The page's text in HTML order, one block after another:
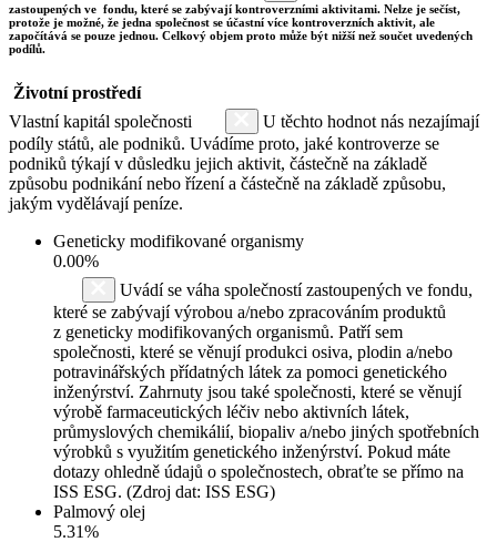
zastoupených ve fondu, které se zabývají kontroverzními aktivitami. Nelze je sečíst,
protože je možné, že jedna společnost se účastní více kontroverzních aktivit, ale
započítává se pouze jednou. Celkový objem proto může být nižší než součet uvedených
podílů.
Životní prostředí
Vlastní kapitál společnosti
U těchto hodnot nás nezajímají
podíly států, ale podniků. Uvádíme proto, jaké kontroverze se
podniků týkají v důsledku jejich aktivit, částečně na základě
způsobu podnikání nebo řízení a částečně na základě způsobu,
jakým vydělávají peníze.
Geneticky modifikované organismy
0.00%
Uvádí se váha společností zastoupených ve fondu,
které se zabývají výrobou a/nebo zpracováním produktů
z geneticky modifikovaných organismů. Patří sem
společnosti, které se věnují produkci osiva, plodin a/nebo
potravinářských přídatných látek za pomoci genetického
inženýrství. Zahrnuty jsou také společnosti, které se věnují
výrobě farmaceutických léčiv nebo aktivních látek,
průmyslových chemikálií, biopaliv a/nebo jiných spotřebních
výrobků s využitím genetického inženýrství. Pokud máte
dotazy ohledně údajů o společnostech, obraťte se přímo na
ISS ESG. (Zdroj dat: ISS ESG)
Palmový olej
5.31%